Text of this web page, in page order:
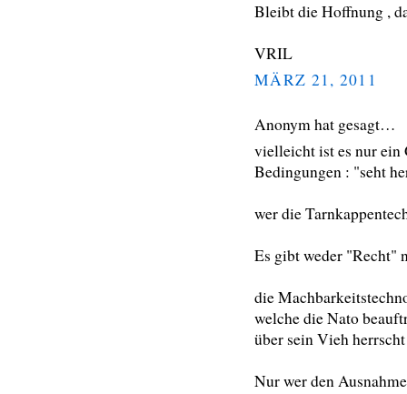
Bleibt die Hoffnung ,
VRIL
MÄRZ 21, 2011
Anonym hat gesagt…
vielleicht ist es nur ein
Bedingungen : "seht
wer die
Es gibt weder "Recht"
die
welche die Nato
über sein Vieh
Nur wer den